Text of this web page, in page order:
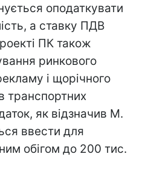
оподаткувати
а ставку ПДВ
ПК також
ринкового
і щорічного
транспортних
як відзначив М.
ввести для
обігом до 200 тис.